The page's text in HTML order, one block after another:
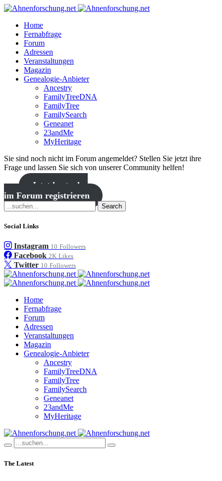
Home
Fernabfrage
Forum
Adressen
Veranstaltungen
Magazin
Genealogie-Anbieter
Ancestry
FamilyTreeDNA
FamilyTree
FamilySearch
Geneanet
23andMe
MyHeritage
Sie sind noch nicht im Forum angemeldet? Stellen Sie jetzt ihre
Frage und lassen Sie sich von unserer Community helfen!
Jetzt kostenlos
im Forum registrieren
Search
Social Links
Instagram 10 Followers
Facebook 2K Likes
Twitter 10 Followers
Home
Fernabfrage
Forum
Adressen
Veranstaltungen
Magazin
Genealogie-Anbieter
Ancestry
FamilyTreeDNA
FamilyTree
FamilySearch
Geneanet
23andMe
MyHeritage
The Latest